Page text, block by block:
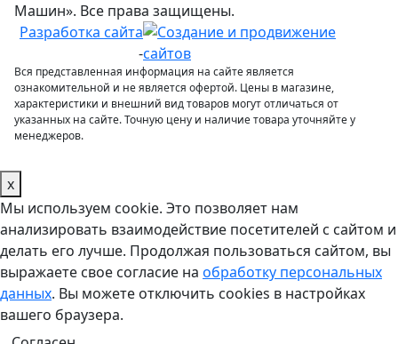
Машин». Все права защищены.
Разработка сайта
-
Вся представленная информация на сайте является
ознакомительной и не является офертой. Цены в магазине,
характеристики и внешний вид товаров могут отличаться от
указанных на сайте. Точную цену и наличие товара уточняйте у
менеджеров.
x
Мы используем cookie. Это позволяет нам
анализировать взаимодействие посетителей с сайтом и
делать его лучше. Продолжая пользоваться сайтом, вы
выражаете свое согласие на обработку персональных
данных. Вы можете отключить cookies в настройках
вашего браузера.